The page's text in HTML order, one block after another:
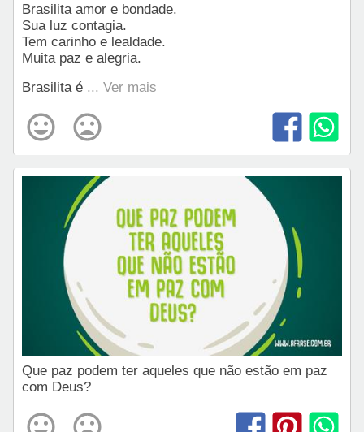
Brasilita amor e bondade.
Sua luz contagia.
Tem carinho e lealdade.
Muita paz e alegria.
Brasilita é ... Ver mais
Que paz podem ter aqueles que não estão em paz
com Deus?